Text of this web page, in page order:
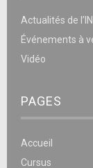
Actualités de
Événements à
Vidéo
PAGES
Accueil
Cursus